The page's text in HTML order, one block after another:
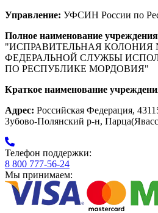
Управление: УФСИН России по
Полное наименование
"ИСПРАВИТЕЛЬНАЯ КОЛОНИЯ
ФЕДЕРАЛЬНОЙ СЛУЖБЫ
ПО РЕСПУБЛИКЕ МОРДОВИЯ"
Краткое наименование
Адрес: Российская Федерация,
Зубово-Полянский р-н,
Телефон поддержки:
8 800 777-56-24
Мы принимаем: